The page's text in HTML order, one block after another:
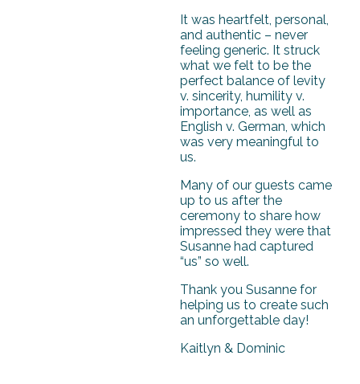
It was heartfelt, personal,
and authentic – never
feeling generic. It struck
what we felt to be the
perfect balance of levity
v. sincerity, humility v.
importance, as well as
English v. German, which
was very meaningful to
us.
Many of our guests came
up to us after the
ceremony to share how
impressed they were that
Susanne had captured
“us” so well.
Thank you Susanne for
helping us to create such
an unforgettable day!
Kaitlyn & Dominic